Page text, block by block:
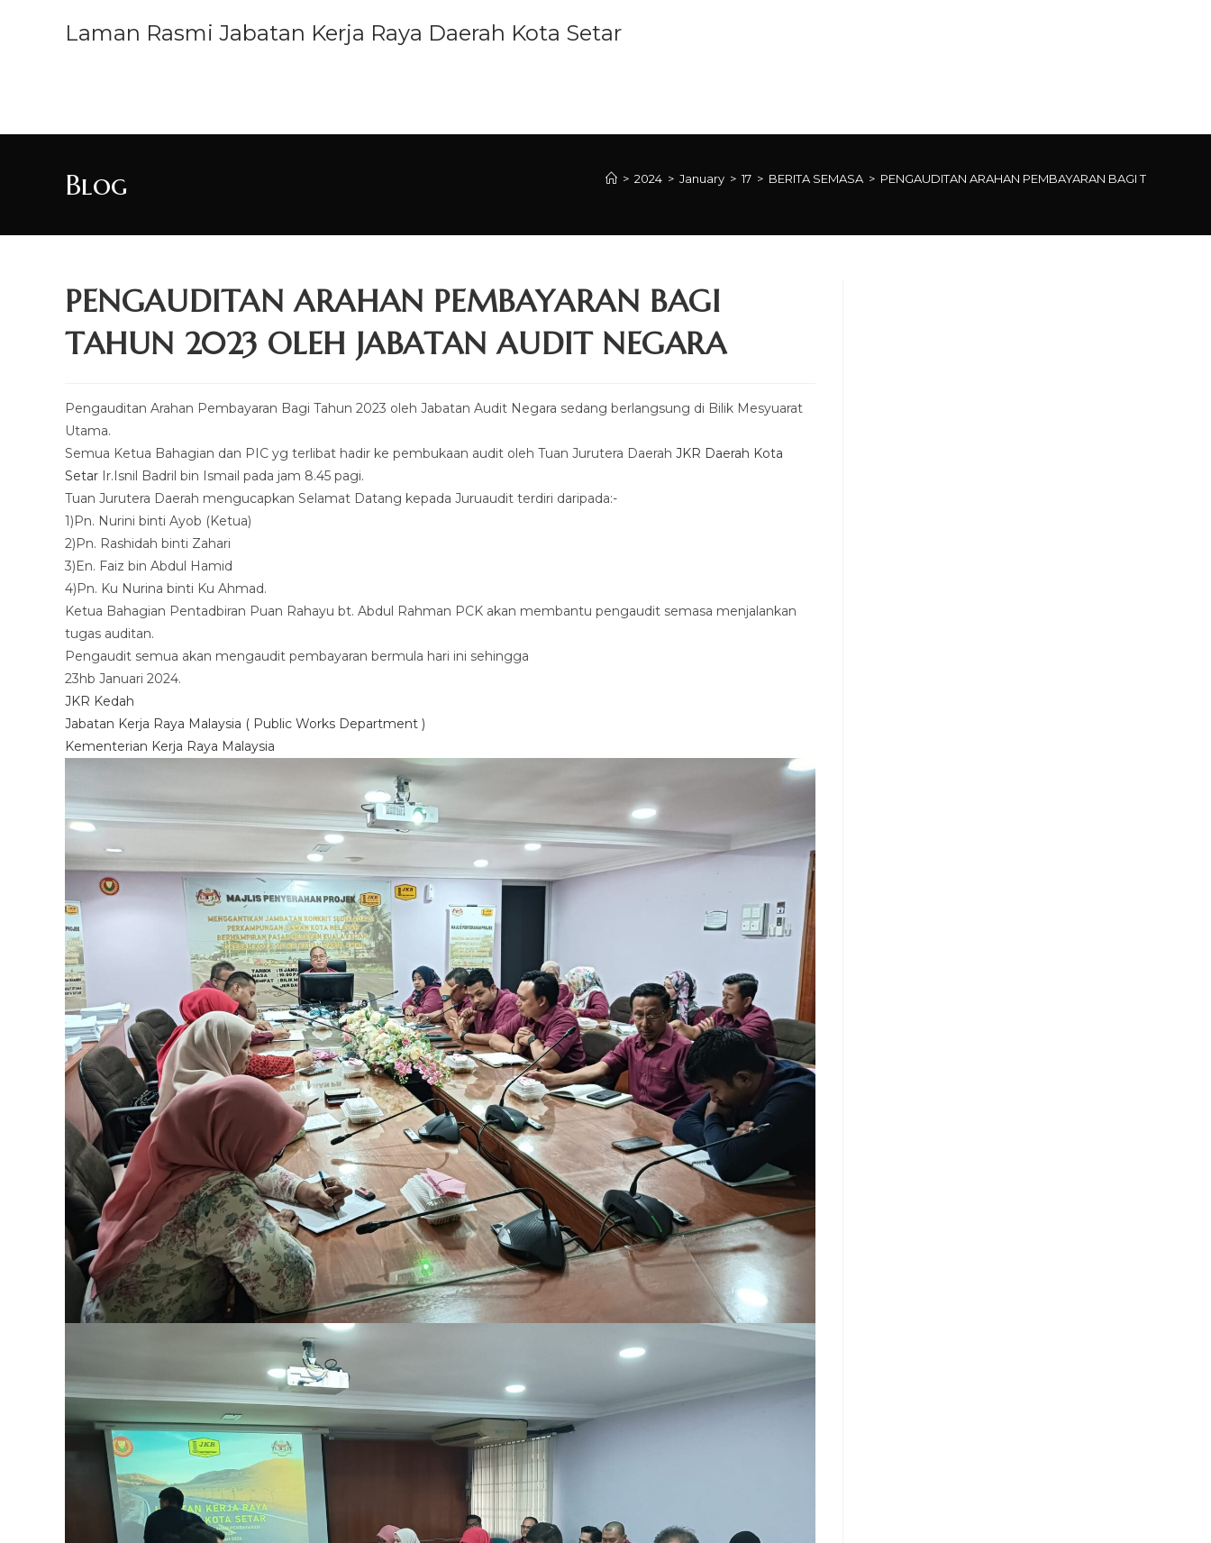
Laman Rasmi Jabatan Kerja Raya Daerah Kota Setar
Blog > 2024 > January > 17 > BERITA SEMASA > PENGAUDITAN ARAHAN PEMBAYARAN BAGI TAHUN
PENGAUDITAN ARAHAN PEMBAYARAN BAGI
TAHUN 2023 OLEH JABATAN AUDIT NEGARA
Pengauditan Arahan Pembayaran Bagi Tahun 2023 oleh Jabatan Audit Negara sedang berlangsung di Bilik Mesyuarat
Utama.
Semua Ketua Bahagian dan PIC yg terlibat hadir ke pembukaan audit oleh Tuan Jurutera Daerah JKR Daerah Kota
Setar Ir.Isnil Badril bin Ismail pada jam 8.45 pagi.
Tuan Jurutera Daerah mengucapkan Selamat Datang kepada Juruaudit terdiri daripada:-
1)Pn. Nurini binti Ayob (Ketua)
2)Pn. Rashidah binti Zahari
3)En. Faiz bin Abdul Hamid
4)Pn. Ku Nurina binti Ku Ahmad.
Ketua Bahagian Pentadbiran Puan Rahayu bt. Abdul Rahman PCK akan membantu pengaudit semasa menjalankan
tugas auditan.
Pengaudit semua akan mengaudit pembayaran bermula hari ini sehingga
23hb Januari 2024.
JKR Kedah
Jabatan Kerja Raya Malaysia ( Public Works Department )
Kementerian Kerja Raya Malaysia